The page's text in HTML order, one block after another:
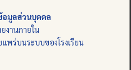
อมูลส่วนบุคคล
งานภายใน
พร่บนระบบของโรงเรียน